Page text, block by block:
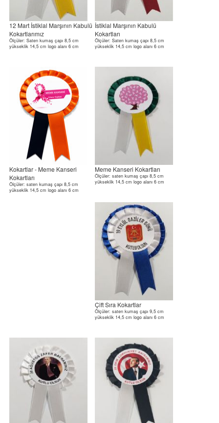
12 Mart İstiklal Marşının Kabulü
Kokartlarımız
Ölçüler: Saten kumaş çapı 8,5 cm
yükseklik 14,5 cm logo alanı 6 cm
İstiklal Marşının Kabulü
Kokartları
Ölçüler: Saten kumaş çapı 8,5 cm
yükseklik 14,5 cm logo alanı 6 cm
Kokartlar - Meme Kanseri
Kokartları
Ölçüler: saten kumaş çapı 8,5 cm
yükseklik 14,5 cm logo alanı 6 cm
Meme Kanseri Kokartları
Ölçüler: saten kumaş çapı 8,5 cm
yükseklik 14,5 cm logo alanı 6 cm
Çift Sıra Kokartlar
Ölçüler: saten kumaş çapı 9,5 cm
yükseklik 14,5 cm logo alanı 6 cm